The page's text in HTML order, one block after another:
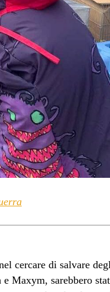
cercare di salvare
Maxym, sarebbero